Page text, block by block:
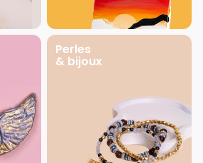
Perles
& bijoux